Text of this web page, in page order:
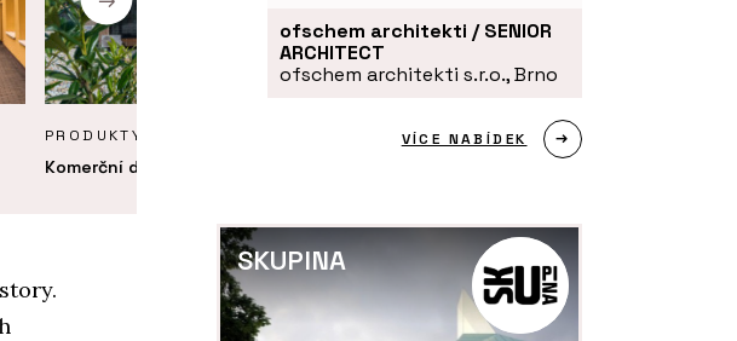
PRODUKTY
Komerční dřevostavby - Eko Modular
O FIRMĚ
ofschem architekti / SENIOR
ARCHITECT
ofschem architekti s.r.o., Brno
VÍCE NABÍDEK
SKUPINA